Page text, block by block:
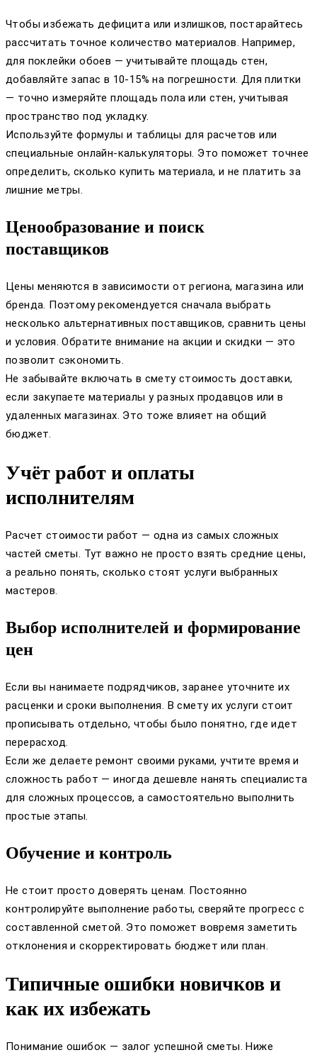
Чтобы избежать дефицита или излишков, постарайтесь
рассчитать точное количество материалов. Например,
для поклейки обоев — учитывайте площадь стен,
добавляйте запас в 10-15% на погрешности. Для плитки
— точно измеряйте площадь пола или стен, учитывая
пространство под укладку.
Используйте формулы и таблицы для расчетов или
специальные онлайн-калькуляторы. Это поможет точнее
определить, сколько купить материала, и не платить за
лишние метры.
Ценообразование и поиск
поставщиков
Цены меняются в зависимости от региона, магазина или
бренда. Поэтому рекомендуется сначала выбрать
несколько альтернативных поставщиков, сравнить цены
и условия. Обратите внимание на акции и скидки — это
позволит сэкономить.
Не забывайте включать в смету стоимость доставки,
если закупаете материалы у разных продавцов или в
удаленных магазинах. Это тоже влияет на общий
бюджет.
Учёт работ и оплаты
исполнителям
Расчет стоимости работ — одна из самых сложных
частей сметы. Тут важно не просто взять средние цены,
а реально понять, сколько стоят услуги выбранных
мастеров.
Выбор исполнителей и формирование
цен
Если вы нанимаете подрядчиков, заранее уточните их
расценки и сроки выполнения. В смету их услуги стоит
прописывать отдельно, чтобы было понятно, где идет
перерасход.
Если же делаете ремонт своими руками, учтите время и
сложность работ — иногда дешевле нанять специалиста
для сложных процессов, а самостоятельно выполнить
простые этапы.
Обучение и контроль
Не стоит просто доверять ценам. Постоянно
контролируйте выполнение работы, сверяйте прогресс с
составленной сметой. Это поможет вовремя заметить
отклонения и скорректировать бюджет или план.
Типичные ошибки новичков и
как их избежать
Понимание ошибок — залог успешной сметы. Ниже